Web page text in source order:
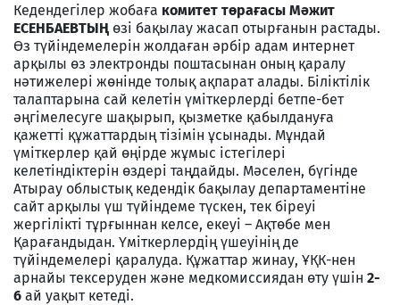
Кедендегілер жобаға комитет төрағасы Мәжит
ЕСЕНБАЕВТЫҢ өзі бақылау жасап отырғанын растады.
Өз түйіндемелерін жолдаған әрбір адам интернет
арқылы өз электронды поштасынан оның қаралу
нәтижелері жөнінде толық ақпарат алады. Біліктілік
талаптарына сай келетін үміткерлерді бетпе-бет
әңгімелесуге шақырып, қызметке қабылдануға
қажетті құжаттардың тізімін ұсынады. Мұндай
үміткерлер қай өңірде жұмыс істегілері
келетіндіктерін өздері таңдайды. Мәселен, бүгінде
Атырау облыстық кедендік бақылау департаментіне
сайт арқылы үш түйіндеме түскен, тек біреуі
жергілікті тұрғыннан келсе, екеуі – Ақтөбе мен
Қарағандыдан. Үміткерлердің үшеуінің де
түйіндемелері қаралуда. Құжаттар жинау, ҰҚК-нен
арнайы тексеруден және медкомиссиядан өту үшін 2-
6 ай уақыт кетеді.